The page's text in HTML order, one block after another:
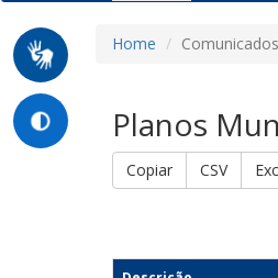
Home
Planos
Copiar CSV